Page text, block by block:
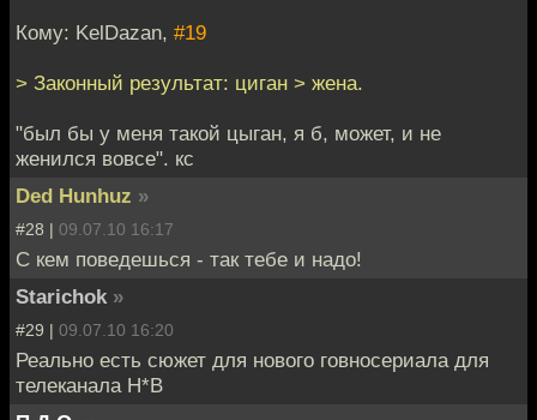
Кому: KelDazan, #19
> Законный результат: циган > жена.
"был бы у меня такой цыган, я б, может, и не
женился вовсе". кс
Ded Hunhuz »
#28 | 09.07.10 16:17
С кем поведешься - так тебе и надо!
Starichok »
#29 | 09.07.10 16:20
Реально есть сюжет для нового говносериала для
телеканала Н*В